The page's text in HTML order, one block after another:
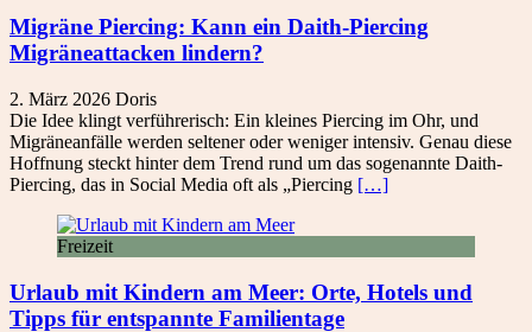
Migräne Piercing: Kann ein Daith-Piercing
Migräneattacken lindern?
2. März 2026 Doris
Die Idee klingt verführerisch: Ein kleines Piercing im Ohr, und
Migräneanfälle werden seltener oder weniger intensiv. Genau diese
Hoffnung steckt hinter dem Trend rund um das sogenannte Daith-
Piercing, das in Social Media oft als „Piercing […]
Freizeit
Urlaub mit Kindern am Meer: Orte, Hotels und
Tipps für entspannte Familientage